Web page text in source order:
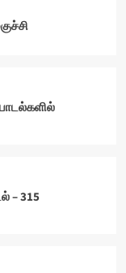
– 315